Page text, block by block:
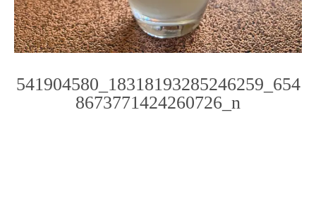
541904580_18318193285246259_654
8673771424260726_n